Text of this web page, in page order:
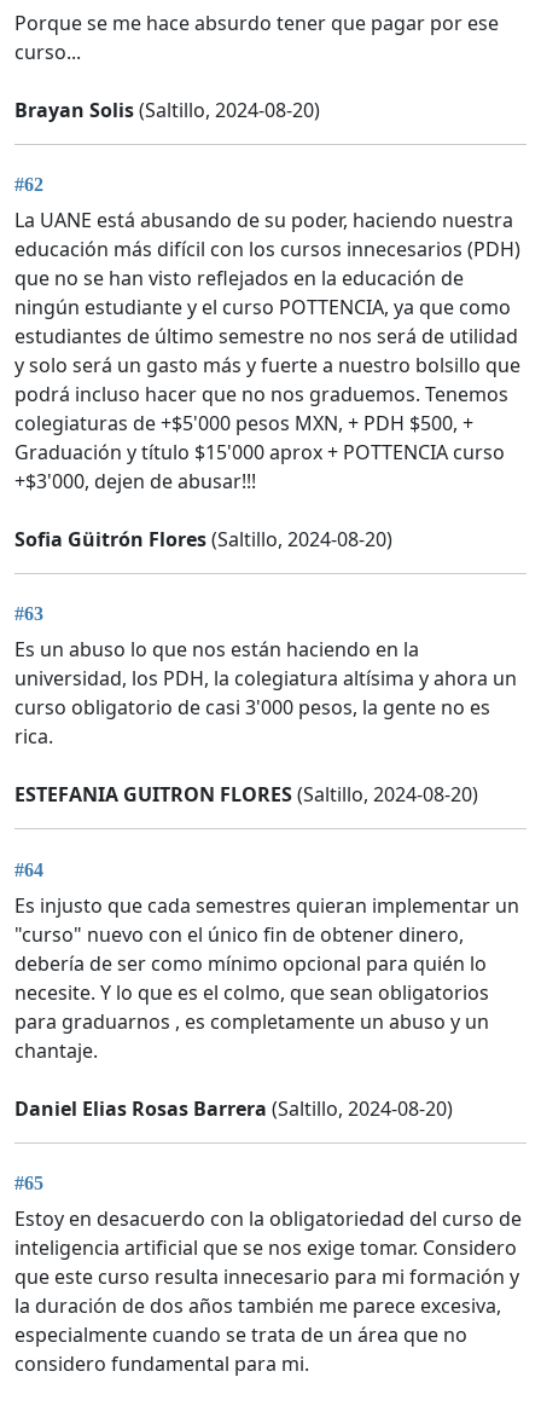
Porque se me hace absurdo tener que pagar por ese
curso...
Brayan Solis(Saltillo, 2024-08-20)
#62
La UANE está abusando de su poder, haciendo nuestra
educación más difícil con los cursos innecesarios (PDH)
que no se han visto reflejados en la educación de
ningún estudiante y el curso POTTENCIA, ya que como
estudiantes de último semestre no nos será de utilidad
y solo será un gasto más y fuerte a nuestro bolsillo que
podrá incluso hacer que no nos graduemos. Tenemos
colegiaturas de +$5'000 pesos MXN, + PDH $500, +
Graduación y título $15'000 aprox + POTTENCIA curso
+$3'000, dejen de abusar!!!
Sofia Güitrón Flores(Saltillo, 2024-08-20)
#63
Es un abuso lo que nos están haciendo en la
universidad, los PDH, la colegiatura altísima y ahora un
curso obligatorio de casi 3'000 pesos, la gente no es
rica.
ESTEFANIA GUITRON FLORES(Saltillo, 2024-08-20)
#64
Es injusto que cada semestres quieran implementar un
"curso" nuevo con el único fin de obtener dinero,
debería de ser como mínimo opcional para quién lo
necesite. Y lo que es el colmo, que sean obligatorios
para graduarnos , es completamente un abuso y un
chantaje.
Daniel Elias Rosas Barrera (Saltillo, 2024-08-20)
#65
Estoy en desacuerdo con la obligatoriedad del curso de
inteligencia artificial que se nos exige tomar. Considero
que este curso resulta innecesario para mi formación y
la duración de dos años también me parece excesiva,
especialmente cuando se trata de un área que no
considero fundamental para mi.